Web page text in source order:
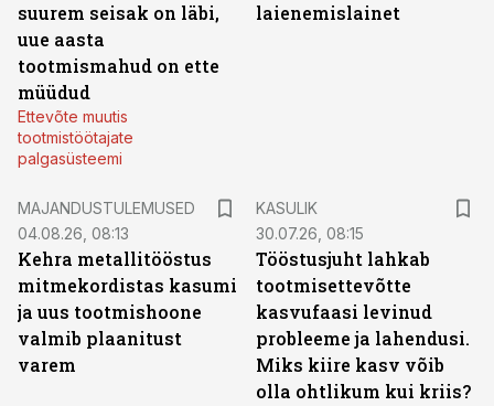
suurem seisak on läbi,
uue aasta
tootmismahud on ette
müüdud
Ettevõte muutis
tootmistöötajate
palgasüsteemi
laienemislainet
MAJANDUSTULEMUSED
04.08.26, 08:13
Kehra metallitööstus
mitmekordistas kasumi
ja uus tootmishoone
valmib plaanitust
varem
KASULIK
30.07.26, 08:15
Tööstusjuht lahkab
tootmisettevõtte
kasvufaasi levinud
probleeme ja lahendusi.
Miks kiire kasv võib
olla ohtlikum kui kriis?